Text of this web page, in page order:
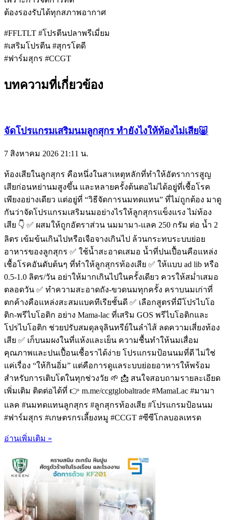
ต้องรองรับได้ทุกสภาพอากาศ
#FFLTLT #โปรตีนปลาพรีเมี่ยม
#เสริมโปรตีน #สุกรโตดี
#ฟาร์มสุกร #CCGT
บทความที่เกี่ยวข้อง
จัดโปรแกรมเสริมนมลูกสุกร ทำยังไงให้ท้องไม่เสีย🐷
7 สิงหาคม 2026 21:11 น.
ท้องเสียในลูกสุกร คือหนึ่งในสาเหตุหลักที่ทำให้อัตราการสูญ
เสียก่อนหย่านมสูงขึ้น และหลายครั้งต้นตอไม่ได้อยู่ที่เชื้อโรค
เพียงอย่างเดียว แต่อยู่ที่ “วิธีจัดการนมทดแทน” ที่ไม่ถูกต้อง มาดู
กันว่าจัดโปรแกรมเสริมนมอย่างไรให้ลูกสุกรแข็งแรง ไม่ท้อง
เสีย 👇 ✅ ผสมให้ถูกอัตราส่วน นมมามา-แลค 250 กรัม ต่อ น้ำ 2
ลิตร เข้มข้นเกินไปหรือเจือจางเกินไป ล้วนกระทบระบบย่อย
อาหารของลูกสุกร ✅ ใช้น้ำสะอาดเสมอ น้ำที่ปนเปื้อนคือแหล่ง
เชื้อโรคอันดับต้นๆ ที่ทำให้ลูกสุกรท้องเสีย ✅ ให้แบบ ad lib หรือ
0.5-1.0 ลิตร/วัน อย่าให้มากเกินไปในครั้งเดียว ควรให้สม่ำเสมอ
ตลอดวัน ✅ ทำความสะอาดถัง-ขวดนมทุกครั้ง คราบนมเก่าที่
ตกค้างคือแหล่งสะสมแบคทีเรียชั้นดี ✅ เลือกสูตรที่มีโปรไบโอ
ติก-พรีไบโอติก อย่าง Mama-lac ที่เสริม GOS พรีไบโอติกและ
โปรไบโอติก ช่วยปรับสมดุลจุลินทรีย์ในลำไส้ ลดความเสี่ยงท้อง
เสีย ✅ เก็บนมผงในที่แห้งและเย็น ความชื้นทำให้นมเสื่อม
คุณภาพและปนเปื้อนเชื้อราได้ง่าย โปรแกรมป้อนนมที่ดี ไม่ใช่
แค่เรื่อง “ให้กินอิ่ม” แต่คือการดูแลระบบย่อยอาหารให้พร้อม
สำหรับการเติบโตในทุกช่วงวัย 🌱 📩 สนใจสอบถามรายละเอียด
เพิ่มเติม ติดต่อได้ที่ 👉 m.me/ccgtglobaltrade #MamaLac #มามา
แลค #นมทดแทนลูกสุกร #ลูกสุกรท้องเสีย #โปรแกรมป้อนนม
#ฟาร์มสุกร #เกษตรกรเลี้ยงหมู #CCGT #ซีซีโกลบอลเทรด
อ่านเพิ่มเติม »